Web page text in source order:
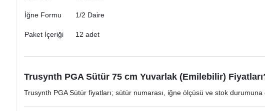
İğne Formu 1/2 Daire
Paket İçeriği 12 adet
Trusynth PGA Sütür 75 cm Yuvarlak (Emilebilir)
Trusynth PGA Sütür fiyatları; sütür numarası, iğne ölçüsü ve stok